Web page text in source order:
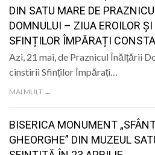
DIN SATU MARE DE
DOMNULUI – ZIUA EROILOR
SFINȚILOR ÎMPĂRAȚI
Azi, 21 mai, de Praznicul Înălțării
cinstirii Sfinților Împărați…
MAI MULT →
BISERICA MONUMENT
GHEORGHE” DIN MUZEUL